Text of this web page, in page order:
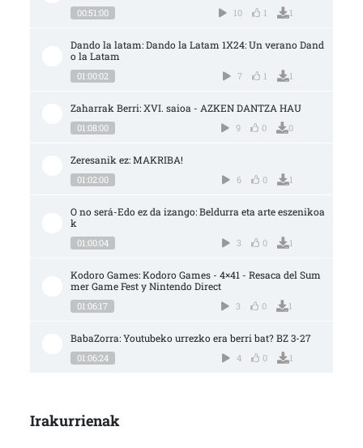
00:51:00 10 1 1
Dando la latam: Dando la Latam 1X24: Un verano Dand
o la Latam
01:00:02 7 1 1
Zaharrak Berri: XVI. saioa - AZKEN DANTZA HAU
01:08:00 9 0 0
Zeresanik ez: MAKRIBA!
01:02:00 6 0 1
O no será-Edo ez da izango: Beldurra eta arte eszenikoa
k
01:00:04 3 0 1
Kodoro Games: Kodoro Games - 4×41 - Resaca del Sum
mer Game Fest y Nintendo Direct
01:06:17 3 0 1
BabaZorra: Youtubeko urrezko era berri bat? BZ 3-27
01:06:24 4 0 1
Irakurrienak